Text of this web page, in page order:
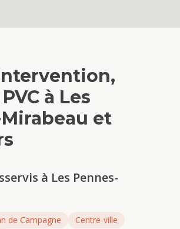
à Les
et
à Les Pennes-
de Campagne
Centre-ville